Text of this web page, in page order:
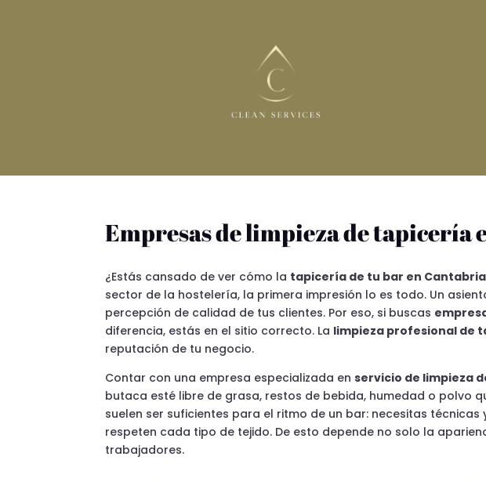
Empresas de limpieza de tapicería
¿Estás cansado de ver cómo la tapicería de tu bar en Cantabria
sector de la hostelería, la primera impresión lo es todo. Un
percepción de calidad de tus clientes. Por eso, si buscas
diferencia, estás en el sitio correcto. La limpieza profesional de
reputación de tu negocio.
Contar con una empresa especializada enservicio de limpieza
butaca esté libre de grasa, restos de bebida, humedad o polvo
suelen ser suficientes para el ritmo de un bar: necesitas
respeten cada tipo de tejido. De esto depende no solo la
trabajadores.